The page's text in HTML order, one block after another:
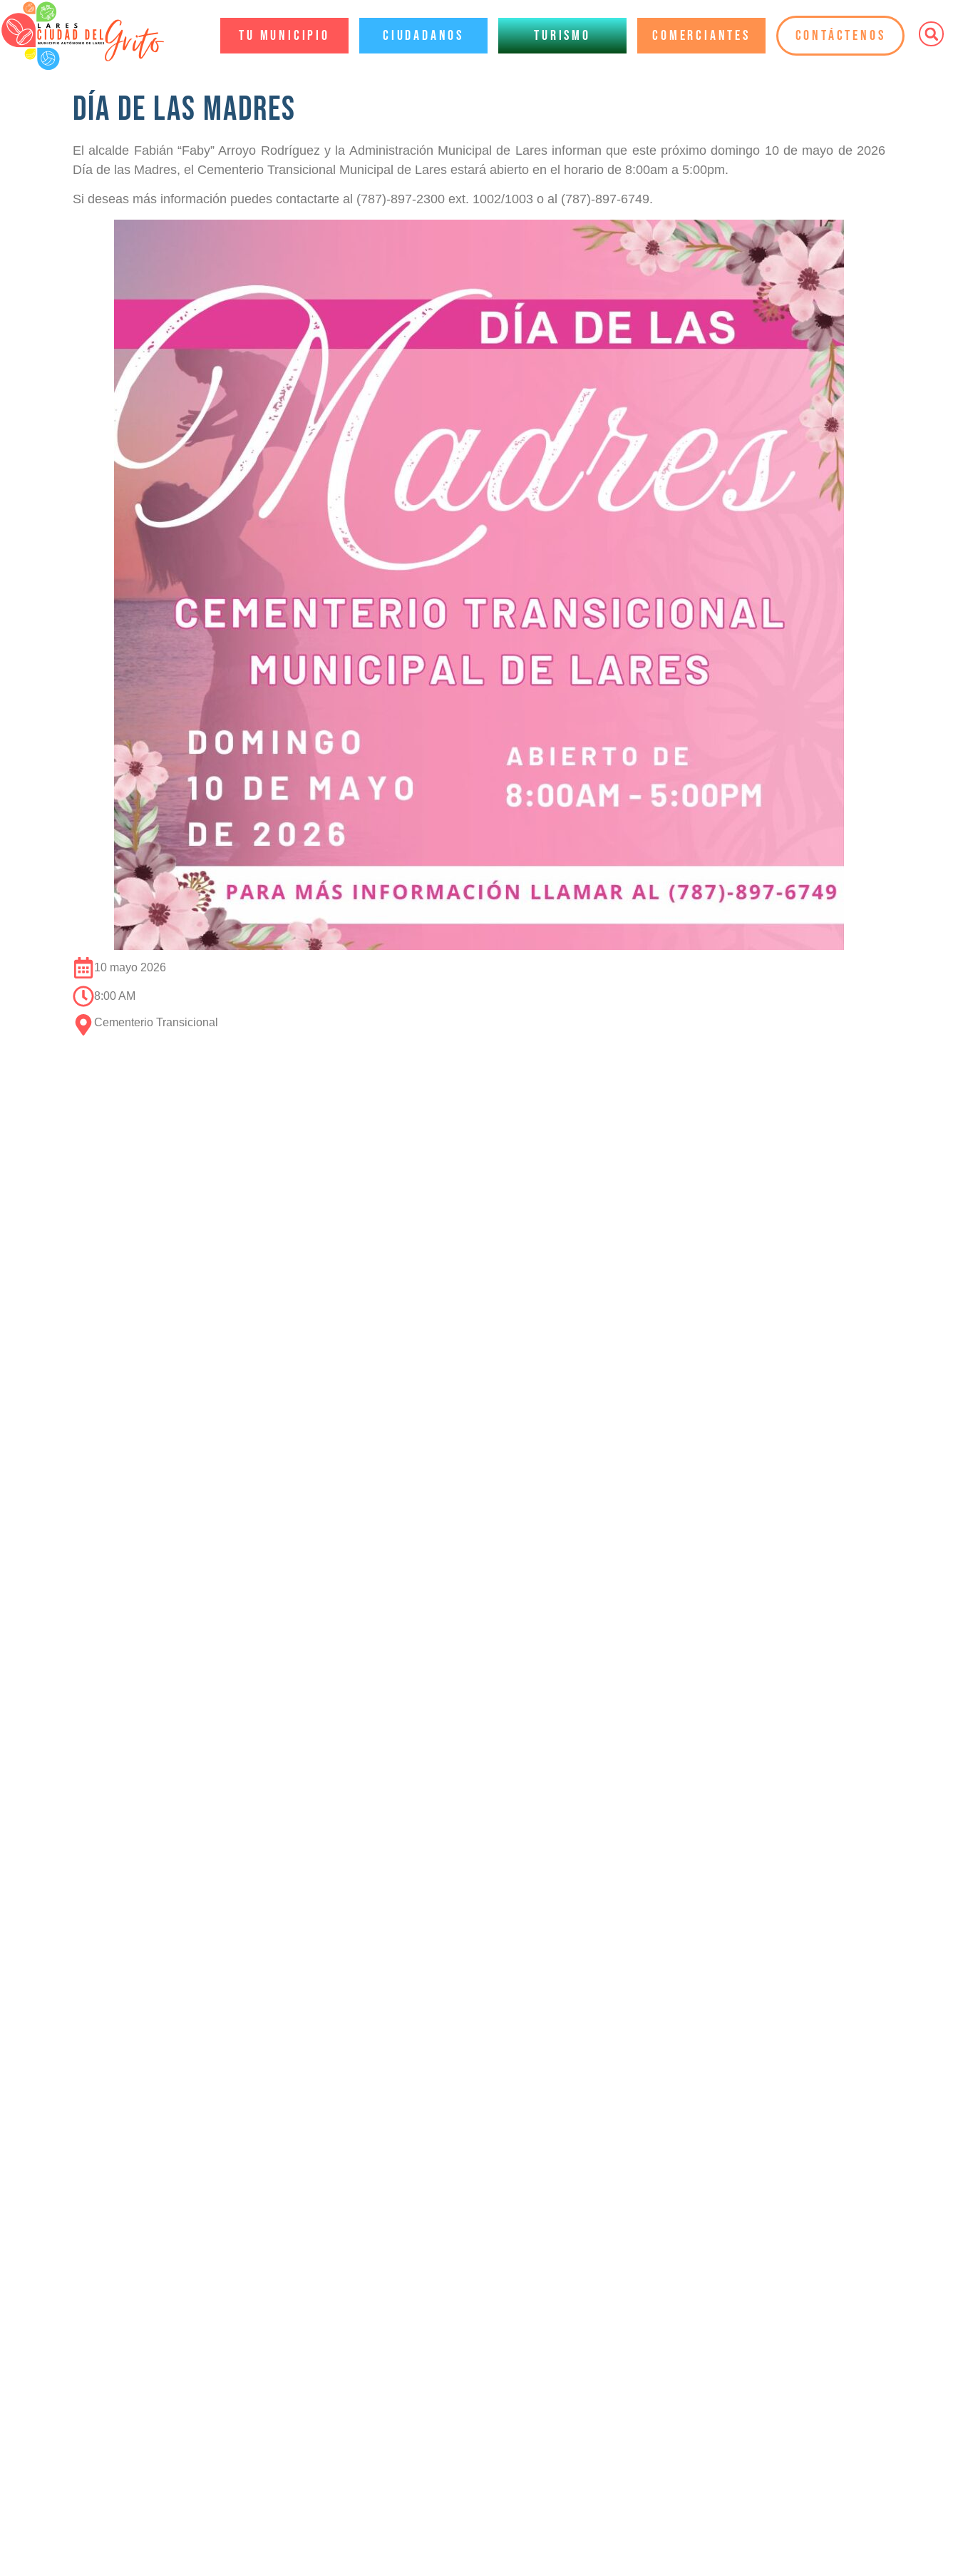
Tu Municipio Ciudadanos Turismo Comerciantes Contáctenos
Día de las Madres
El alcalde Fabián “Faby” Arroyo Rodríguez y la Administración Municipal de Lares informan que este próximo domingo 10 de mayo de 2026
Día de las Madres, el Cementerio Transicional Municipal de Lares estará abierto en el horario de 8:00am a 5:00pm.
Si deseas más información puedes contactarte al (787)-897-2300 ext. 1002/1003 o al (787)-897-6749.
10 mayo 2026
8:00 AM
Cementerio Transicional